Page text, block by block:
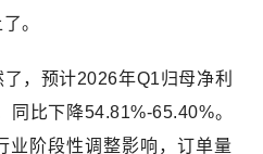
。
，预计2026年Q1归母净利
比下降54.81%-65.40%。
业阶段性调整影响，订单量